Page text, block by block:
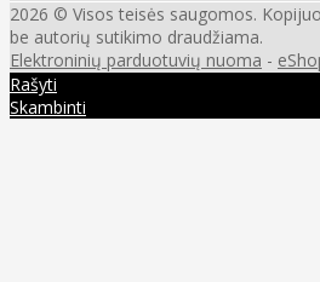
2026 © Visos teisės saugomos.
be autorių sutikimo draudžiama.
Elektroninių parduotuvių nuoma -
Rašyti
Skambinti